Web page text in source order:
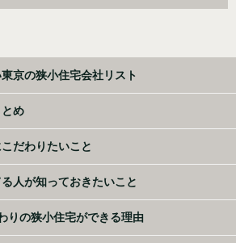
京の狭小住宅会社リスト
め
だわりたいこと
人が知っておきたいこと
りの狭小住宅ができる理由